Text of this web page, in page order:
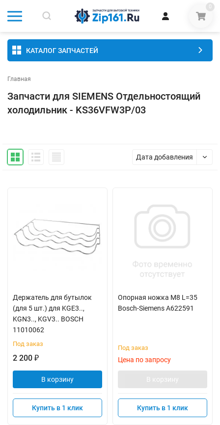
0
КАТАЛОГ ЗАПЧАСТЕЙ
Главная
Запчасти для SIEMENS Отдельностоящий
холодильник - KS36VFW3P/03
Дата добавления
Держатель для бутылок
(для 5 шт.) для KGE3..,
KGN3.., KGV3.. BOSCH
11010062
Под заказ
2 200 ₽
В корзину
Купить в 1 клик
Опорная ножка M8 L=35
Bosch-Siemens A622591
Под заказ
Цена по запросу
В корзину
Купить в 1 клик